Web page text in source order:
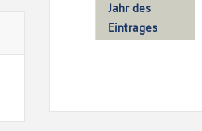
Jahr des
Eintrages